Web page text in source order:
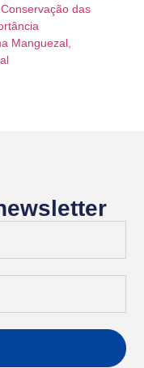
das
Manguezal,